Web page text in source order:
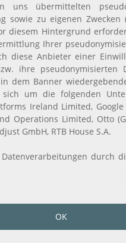
uns übermittelten
sowie zu eigenen
diesem Hintergrund
Ihrer
diese Anbieter einer
ihre pseudonymisierten
dem Banner
um die folgenden
Ireland Limited,
Operations Limited, Otto
GmbH, RTB House S.A.
durch
OK